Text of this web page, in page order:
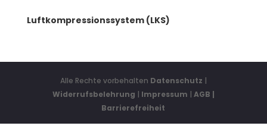
Luftkompressionssystem (LKS)
Alle Rechte vorbehalten Datenschutz |
Widerrufsbelehrung | Impressum | AGB |
Barrierefreiheit